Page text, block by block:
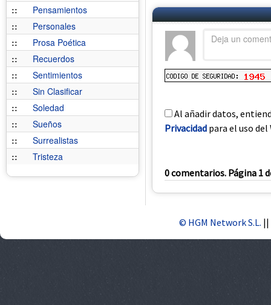
::
Pensamientos
::
Personales
::
Prosa Poética
::
Recuerdos
::
Sentimientos
::
Sin Clasificar
::
Soledad
::
Sueños
::
Surrealistas
::
Tristeza
Al añadir datos,
Privacidad para el uso del
0 comentarios. Página 1
© HGM Network S.L. ||